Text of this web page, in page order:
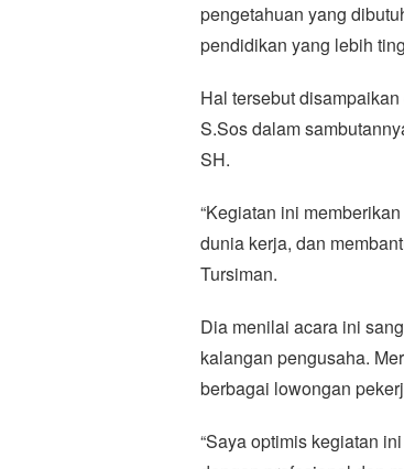
pengetahuan yang
pendidikan yang lebih
Hal tersebut
S.Sos dalam
SH.
“Kegiatan ini
dunia kerja, dan
Tursiman.
Dia menilai acara ini
kalangan pengusaha.
berbagai lowongan
“Saya optimis kegiatan